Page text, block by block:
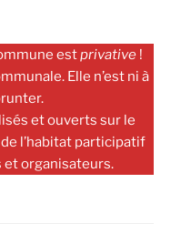
estprivative !
Elle n’est ni à
et ouverts sur le
l’habitat participatif
et organisateurs.